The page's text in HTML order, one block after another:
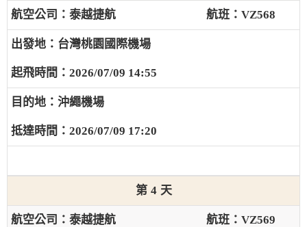
泰越捷航 VZ568
台灣桃園國際機場
2026/07/09 14:55
沖繩機場
2026/07/09 17:20
4
泰越捷航 VZ569